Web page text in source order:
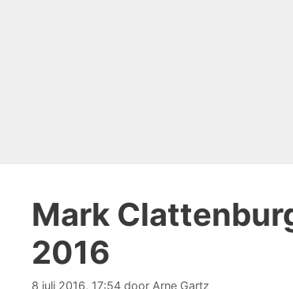
Mark
2016
8 juli 2016, 17:54 door Arne Gartz